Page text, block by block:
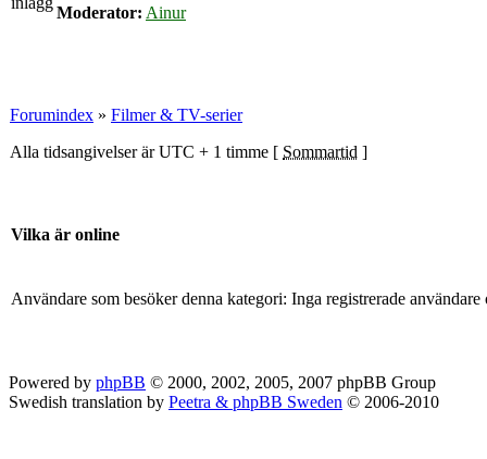
Moderator: Ainur
Forumindex » Filmer & TV-serier
Alla tidsangivelser är UTC + 1 timme [ Sommartid ]
Vilka är online
Användare som besöker denna kategori: Inga registrerade användare
Powered by phpBB © 2000, 2002, 2005, 2007 phpBB Group
Swedish translation by Peetra & phpBB Sweden © 2006-2010